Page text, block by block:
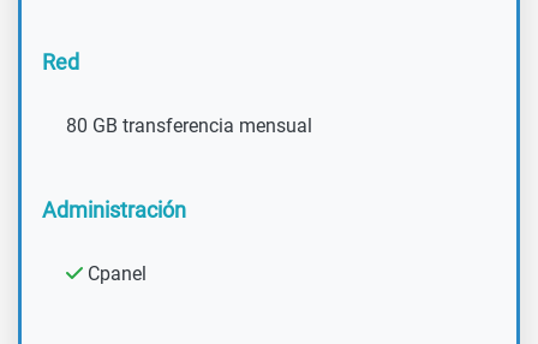
Red
80 GB transferencia mensual
Administración
Cpanel